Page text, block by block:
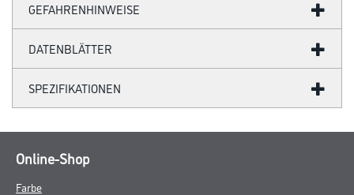
GEFAHRENHINWEISE
DATENBLÄTTER
SPEZIFIKATIONEN
Online-Shop
Farbe